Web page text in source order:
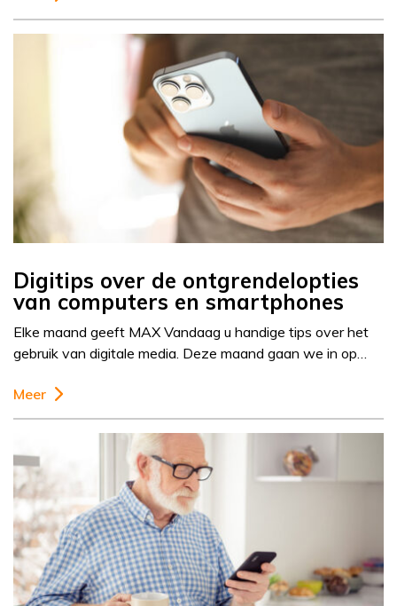
Digitips over de ontgrendelopties
van computers en smartphones
Elke maand geeft MAX Vandaag u handige tips over het
gebruik van digitale media. Deze maand gaan we in op…
Meer